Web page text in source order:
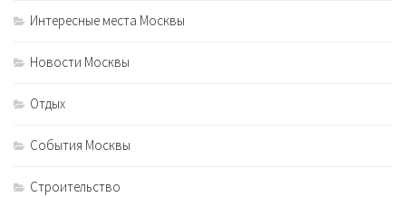
Интересные места Москвы
Новости Москвы
Отдых
События Москвы
Строительство